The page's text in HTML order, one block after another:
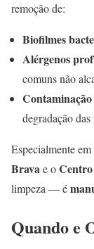
remoção de:
Biofilmes
Alérgenos
comuns não
degradação
Especialmente
Bravae o
limpeza — é
Quando e